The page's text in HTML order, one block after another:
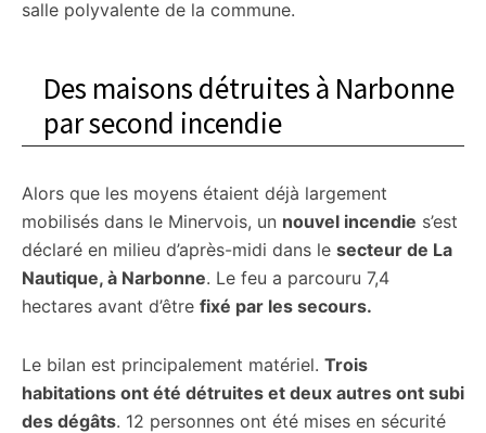
salle polyvalente de la commune.
Des maisons détruites à Narbonne
par second incendie
Alors que les moyens étaient déjà largement
mobilisés dans le Minervois, un nouvel incendie s’est
déclaré en milieu d’après-midi dans le secteur de La
Nautique, à Narbonne. Le feu a parcouru 7,4
hectares avant d’être fixé par les secours.
Le bilan est principalement matériel. Trois
habitations ont été détruites et deux autres ont subi
des dégâts. 12 personnes ont été mises en sécurité